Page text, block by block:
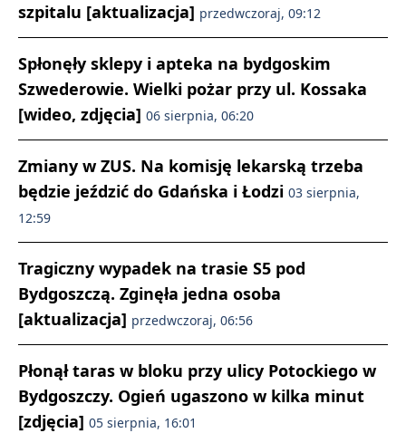
szpitalu [aktualizacja] przedwczoraj, 09:12
Spłonęły sklepy i apteka na bydgoskim
Szwederowie. Wielki pożar przy ul. Kossaka
[wideo, zdjęcia] 06 sierpnia, 06:20
Zmiany w ZUS. Na komisję lekarską trzeba
będzie jeździć do Gdańska i Łodzi 03 sierpnia,
12:59
Tragiczny wypadek na trasie S5 pod
Bydgoszczą. Zginęła jedna osoba
[aktualizacja] przedwczoraj, 06:56
Płonął taras w bloku przy ulicy Potockiego w
Bydgoszczy. Ogień ugaszono w kilka minut
[zdjęcia] 05 sierpnia, 16:01